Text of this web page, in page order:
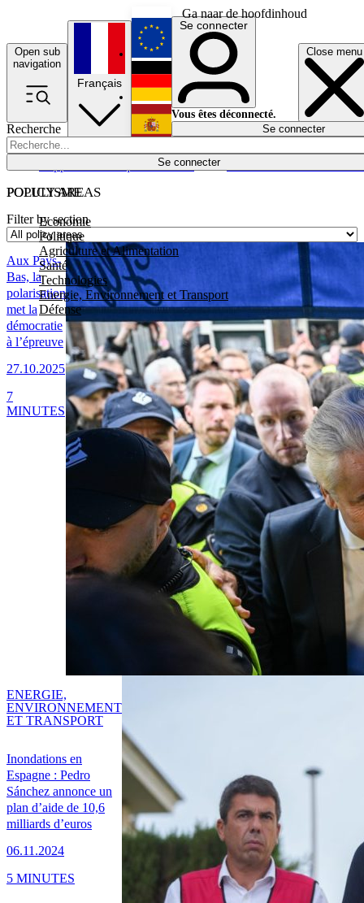
Ga naar de hoofdinhoud
Open sub
navigation
Close menu
Recherche
Se connecter
POLICY AREAS
Economie
Politique
Agriculture et Alimentation
Santé
Technologies
Energie, Environnement et Transport
Défense
Économie
Français
English
Deutsch
Español
Se connecter
Vous êtes déconnecté.
Se connecter
POPULISME
Filter by section
Aux Pays-
Bas, la
polarisation
met la
démocratie
à l’épreuve
27.10.2025
7
MINUTES
Inondations en
Espagne : Pedro
Sánchez annonce un
plan d’aide de 10,6
milliards d’euros
06.11.2024
ENERGIE,
ENVIRONNEMENT
ET TRANSPORT
5 MINUTES